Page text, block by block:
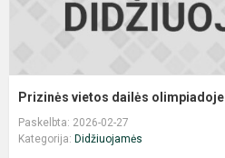
Prizinės vietos dailės olimpiadoje
Paskelbta: 2026-02-27
Kategorija: Didžiuojamės